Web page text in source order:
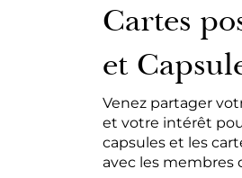
Cartes
et
Venez partager
et votre intérêt
capsules et les
avec les membres